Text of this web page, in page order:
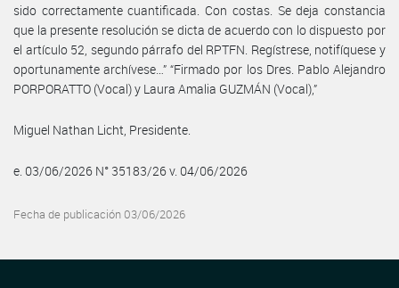
sido correctamente cuantificada. Con costas. Se deja constancia
que la presente resolución se dicta de acuerdo con lo dispuesto por
el artículo 52, segundo párrafo del RPTFN. Regístrese, notifíquese y
oportunamente archívese…” “Firmado por los Dres. Pablo Alejandro
PORPORATTO (Vocal) y Laura Amalia GUZMÁN (Vocal),”
Miguel Nathan Licht, Presidente.
e. 03/06/2026 N° 35183/26 v. 04/06/2026
Fecha de publicación 03/06/2026